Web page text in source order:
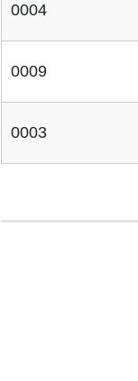
0004
0009
0003